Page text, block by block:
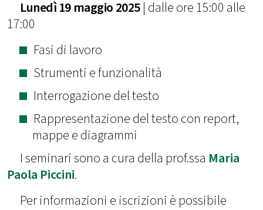
Lunedì 19 maggio 2025| dalle ore 15:00 alle
17:00
Fasi di lavoro
Strumenti e funzionalità
Interrogazione del testo
Rappresentazione del testo con report,
mappe e diagrammi
I seminari sono a cura della prof.ssa Maria
Paola Piccini.
Per informazioni e iscrizioni è possibile